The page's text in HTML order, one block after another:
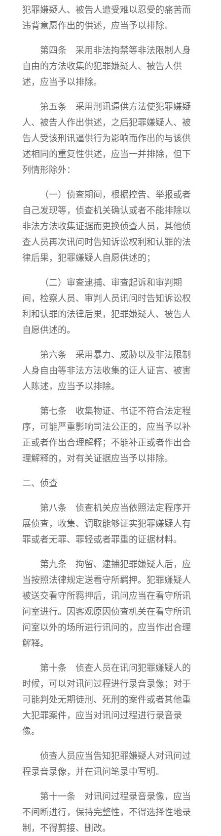
犯罪嫌疑人、被告人遭受难以忍受的痛苦而
违背意愿作出的供述，应当予以排除。
第四条 采用非法拘禁等非法限制人身
自由的方法收集的犯罪嫌疑人、被告人供
述，应当予以排除。
第五条 采用刑讯逼供方法使犯罪嫌疑
人、被告人作出供述，之后犯罪嫌疑人、被
告人受该刑讯逼供行为影响而作出的与该供
述相同的重复性供述，应当一并排除，但下
列情形除外：
（一）侦查期间，根据控告、举报或者
自己发现等，侦查机关确认或者不能排除以
非法方法收集证据而更换侦查人员，其他侦
查人员再次讯问时告知诉讼权利和认罪的法
律后果，犯罪嫌疑人自愿供述的；
（二）审查逮捕、审查起诉和审判期
间，检察人员、审判人员讯问时告知诉讼权
利和认罪的法律后果，犯罪嫌疑人、被告人
自愿供述的。
第六条 采用暴力、威胁以及非法限制
人身自由等非法方法收集的证人证言、被害
人陈述，应当予以排除。
第七条 收集物证、书证不符合法定程
序，可能严重影响司法公正的，应当予以补
正或者作出合理解释；不能补正或者作出合
理解释的，对有关证据应当予以排除。
二、侦查
第八条 侦查机关应当依照法定程序开
展侦查，收集、调取能够证实犯罪嫌疑人有
罪或者无罪、罪轻或者罪重的证据材料。
第九条 拘留、逮捕犯罪嫌疑人后，应
当按照法律规定送看守所羁押。犯罪嫌疑人
被送交看守所羁押后，讯问应当在看守所讯
问室进行。因客观原因侦查机关在看守所讯
问室以外的场所进行讯问的，应当作出合理
解释。
第十条 侦查人员在讯问犯罪嫌疑人的
时候，可以对讯问过程进行录音录像；对于
可能判处无期徒刑、死刑的案件或者其他重
大犯罪案件，应当对讯问过程进行录音录
像。
侦查人员应当告知犯罪嫌疑人对讯问过
程录音录像，并在讯问笔录中写明。
第十一条 对讯问过程录音录像，应当
不间断进行，保持完整性，不得选择性地录
制，不得剪接、删改。